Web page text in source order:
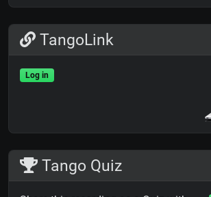
TangoLink
Log in
Tango Quiz